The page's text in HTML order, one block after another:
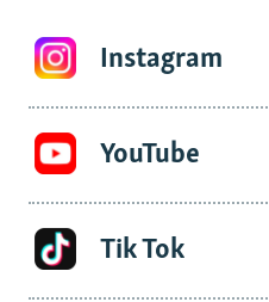
Instagram
YouTube
Tik Tok